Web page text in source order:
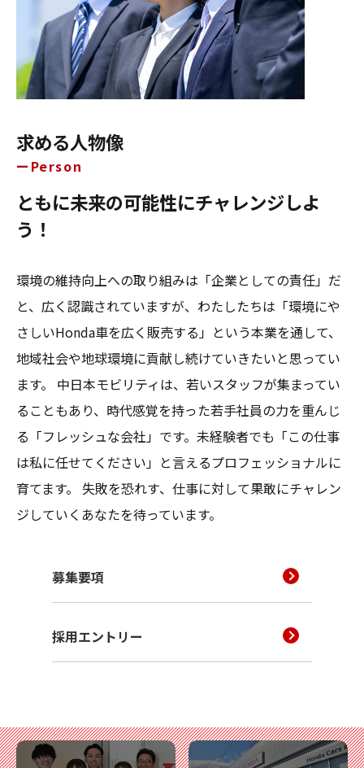
求める人物像
Person
ともに未来の可能性にチャレンジしよ
う！
環境の維持向上への取り組みは「企業としての責任」だ
と、広く認識されていますが、わたしたちは「環境にや
さしいHonda車を広く販売する」という本業を通して、
地域社会や地球環境に貢献し続けていきたいと思ってい
ます。 中日本モビリティは、若いスタッフが集まってい
ることもあり、時代感覚を持った若手社員の力を重んじ
る「フレッシュな会社」です。未経験者でも「この仕事
は私に任せてください」と言えるプロフェッショナルに
育てます。 失敗を恐れす、仕事に対して果敢にチャレン
ジしていくあなたを待っています。
募集要項
採用エントリー